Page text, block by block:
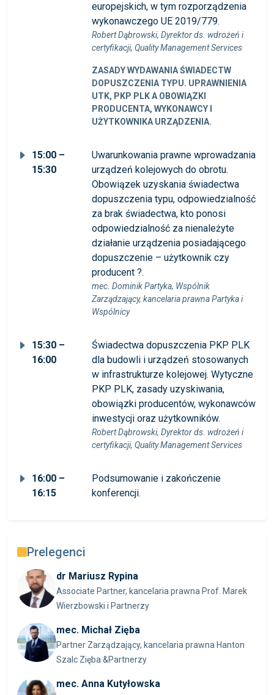
europejskich, w tym rozporządzenia
wykonawczego UE 2019/779.
Robert Dąbrowski, Dyrektor ds. wdrożeń i
certyfikacji, Quality Management Services
ZASADY WYDAWANIA ŚWIADECTW
DOPUSZCZENIA TYPU. UPRAWNIENIA
UTK, PKP PLK A OBOWIĄZKI
PRODUCENTA, WYKONAWCY I
UŻYTKOWNIKA URZĄDZENIA.
15:00 –
15:30
Uwarunkowania prawne wprowadzania
urządzeń kolejowych do obrotu.
Obowiązek uzyskania świadectwa
dopuszczenia typu, odpowiedzialność
za brak świadectwa, kto ponosi
odpowiedzialność za nienależyte
działanie urządzenia posiadającego
dopuszczenie – użytkownik czy
producent ?.
mec. Dominik Partyka, Wspólnik
Zarządzający, kancelaria prawna Partyka i
Wspólnicy
15:30 –
16:00
Świadectwa dopuszczenia PKP PLK
dla budowli i urządzeń stosowanych
w infrastrukturze kolejowej. Wytyczne
PKP PLK, zasady uzyskiwania,
obowiązki producentów, wykonawców
inwestycji oraz użytkowników.
Robert Dąbrowski, Dyrektor ds. wdrożeń i
certyfikacji, Quality Management Services
16:00 –
16:15
Podsumowanie i zakończenie
konferencji.
Prelegenci
dr Mariusz Rypina
Associate Partner, kancelaria prawna Prof. Marek
Wierzbowski i Partnerzy
mec. Michał Zięba
Partner Zarządzający, kancelaria prawna Hanton
Szalc Zięba &Partnerzy
mec. Anna Kutyłowska